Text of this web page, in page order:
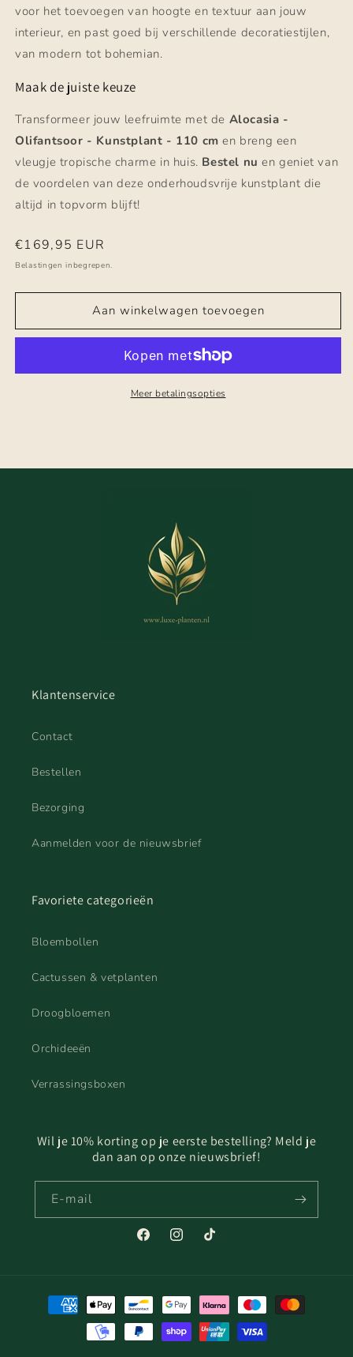
voor het toevoegen van hoogte en textuur aan jouw
interieur, en past goed bij verschillende decoratiestijlen,
van modern tot bohemian.
Maak de juiste keuze
Transformeer jouw leefruimte met de Alocasia -
Olifantsoor - Kunstplant - 110 cm en breng een
vleugje tropische charme in huis. Bestel nu en geniet van
de voordelen van deze onderhoudsvrije kunstplant die
altijd in topvorm blijft!
Normale
prijs
€169,95 EUR
Belastingen inbegrepen.
Aan winkelwagen toevoegen
Meer betalingsopties
Klantenservice
Contact
Bestellen
Bezorging
Aanmelden voor de nieuwsbrief
Favoriete categorieën
Bloembollen
Cactussen & vetplanten
Droogbloemen
Orchideeën
Verrassingsboxen
Wil je 10% korting op je eerste bestelling? Meld je
dan aan op onze nieuwsbrief!
E‑mail
FacebookInstagramTikTok
Betaalmethoden